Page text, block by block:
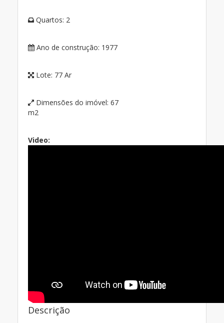
Quartos: 2
Ano de construção: 1977
Lote: 77 Ar
Dimensões do imóvel: 67
m2
Video:
Descrição